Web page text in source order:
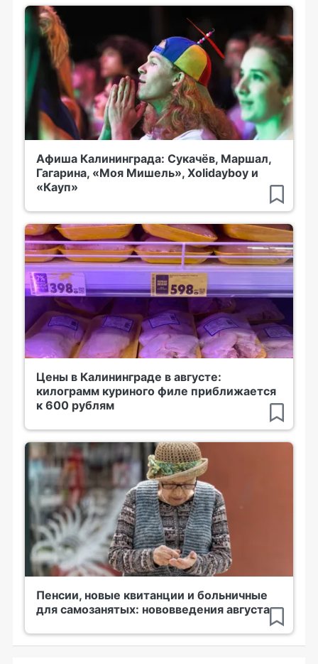
Афиша Калининграда: Сукачёв, Маршал,
Гагарина, «Моя Мишель», Xolidayboy и
«Кауп»
Цены в Калининграде в августе:
килограмм куриного филе приближается
к 600 рублям
Пенсии, новые квитанции и больничные
для самозанятых: нововведения августа